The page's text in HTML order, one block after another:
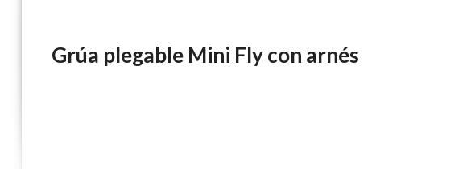
Grúa plegable Mini Fly con arnés